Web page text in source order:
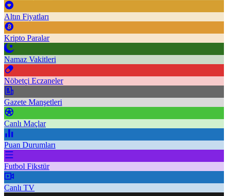
Altın Fiyatları
Kripto Paralar
Namaz Vakitleri
Nöbetçi Eczaneler
Gazete Manşetleri
Canlı Maçlar
Puan Durumları
Futbol Fikstür
Canlı TV